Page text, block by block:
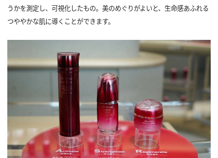
うかを測定し、可視化したもの。美のめぐりがよいと、生命感あふれる
つややかな肌に導くことができます。